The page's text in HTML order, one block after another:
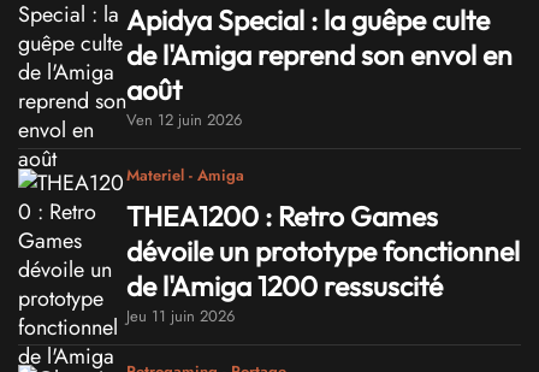
Apidya Special : la guêpe culte
de l'Amiga reprend son envol en
août
Ven 12 juin 2026
Materiel - Amiga
THEA1200 : Retro Games
dévoile un prototype fonctionnel
de l'Amiga 1200 ressuscité
Jeu 11 juin 2026